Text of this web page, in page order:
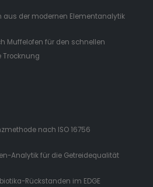
aus der modernen Elementanalytik
Muffelofen für den schnellen
Trocknung
nach ISO 16756
Analytik für die Getreidequalität
Rückstanden im EDGE